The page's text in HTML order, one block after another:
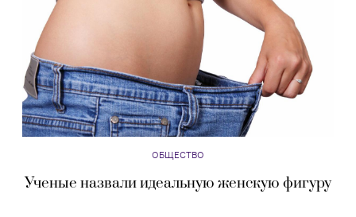
ОБЩЕСТВО
Ученые назвали идеальную женскую фигуру